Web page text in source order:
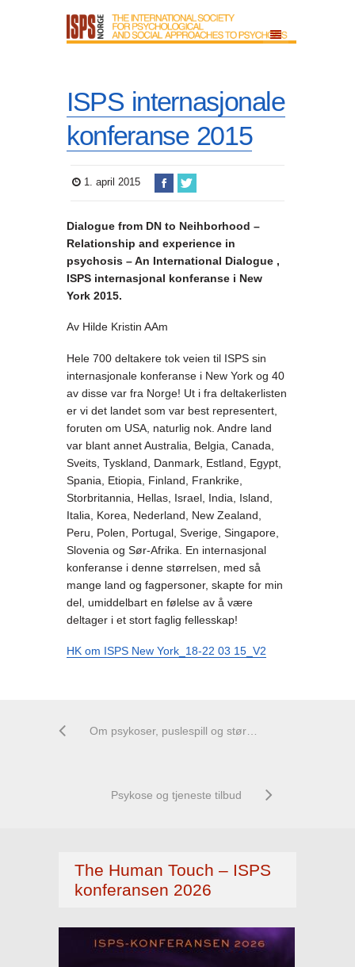
ISPS internasjonale
konferanse 2015
1. april 2015
Dialogue from DN to Neihborhood –
Relationship and experience in
psychosis – An International Dialogue ,
ISPS internasjonal konferanse i New
York 2015.
Av Hilde Kristin AAm
Hele 700 deltakere tok veien til ISPS sin
internasjonale konferanse i New York og 40
av disse var fra Norge! Ut i fra deltakerlisten
er vi det landet som var best representert,
foruten om USA, naturlig nok. Andre land
var blant annet Australia, Belgia, Canada,
Sveits, Tyskland, Danmark, Estland, Egypt,
Spania, Etiopia, Finland, Frankrike,
Storbritannia, Hellas, Israel, India, Island,
Italia, Korea, Nederland, New Zealand,
Peru, Polen, Portugal, Sverige, Singapore,
Slovenia og Sør-Afrika. En internasjonal
konferanse i denne størrelsen, med så
mange land og fagpersoner, skapte for min
del, umiddelbart en følelse av å være
deltager i et stort faglig fellesskap!
HK om ISPS New York_18-22 03 15_V2
Om psykoser, puslespill og størrelser som ikke passer alle.
Psykose og tjeneste tilbud
The Human Touch – ISPS
konferansen 2026